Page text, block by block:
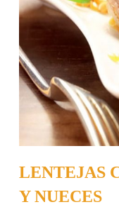
LENTEJAS
Y NUECES